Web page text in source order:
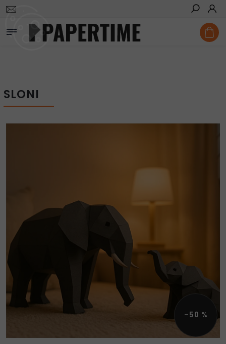
Hledat
Domů
SLONI
–50 %